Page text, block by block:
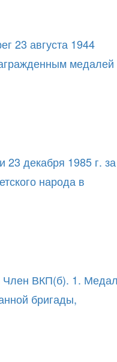
23 августа 1944
медалей
декабря 1985 г. за
народа в
Член ВКП(б). 1.
бригады,